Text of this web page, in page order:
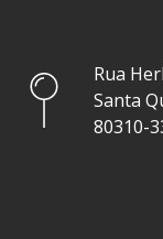
Rua
Santa
80310-